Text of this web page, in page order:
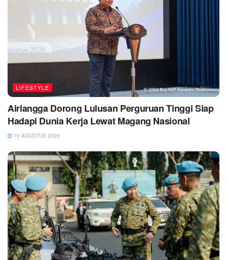
LIFESTYLE
Airlangga Dorong Lulusan Perguruan Tinggi Siap
Hadapi Dunia Kerja Lewat Magang Nasional
10 AGUSTUS 2026